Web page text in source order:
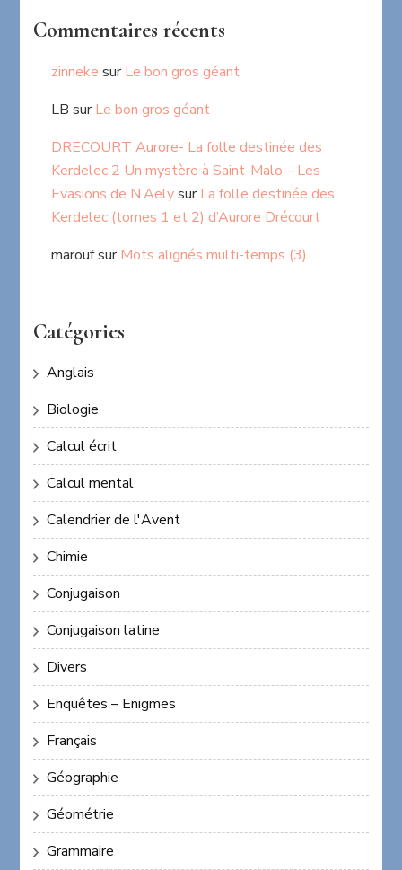
Commentaires récents
zinneke surLe bon gros géant
LB surLe bon gros géant
DRECOURT Aurore- La folle destinée des
Kerdelec 2 Un mystère à Saint-Malo – Les
Evasions de N.AelysurLa folle destinée des
Kerdelec (tomes 1 et 2) d’Aurore Drécourt
maroufsurMots alignés multi-temps (3)
Catégories
Anglais
Biologie
Calcul écrit
Calcul mental
Calendrier de l'Avent
Chimie
Conjugaison
Conjugaison latine
Divers
Enquêtes – Enigmes
Français
Géographie
Géométrie
Grammaire